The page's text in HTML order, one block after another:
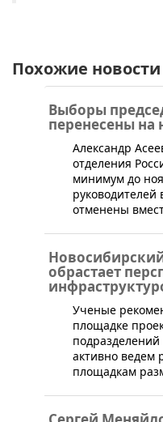
Похожие новости
Выборы
перенесены на
​​Александр
отделения
минимум до
руководителей
отменены
обрастает
​Ученые
площадке
активно ведем
площадкам